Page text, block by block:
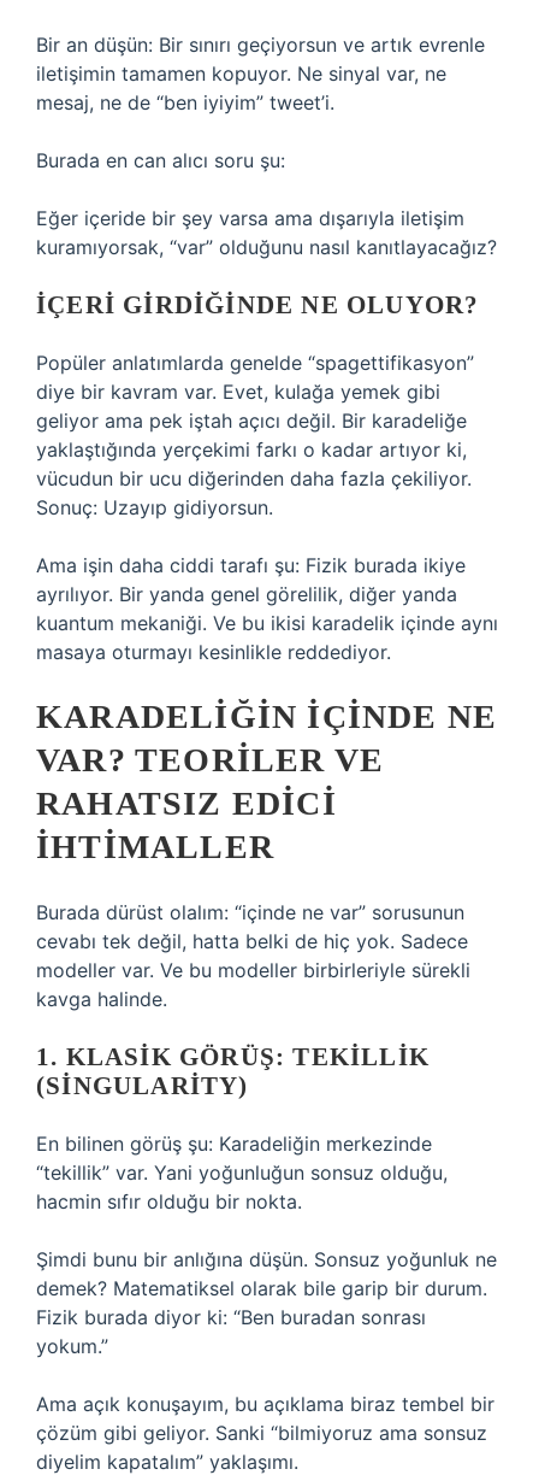
Bir an düşün: Bir sınırı geçiyorsun ve artık evrenle
iletişimin tamamen kopuyor. Ne sinyal var, ne
mesaj, ne de “ben iyiyim” tweet’i.
Burada en can alıcı soru şu:
Eğer içeride bir şey varsa ama dışarıyla iletişim
kuramıyorsak, “var” olduğunu nasıl kanıtlayacağız?
İÇERI GIRDIĞINDE NE OLUYOR?
Popüler anlatımlarda genelde “spagettifikasyon”
diye bir kavram var. Evet, kulağa yemek gibi
geliyor ama pek iştah açıcı değil. Bir karadeliğe
yaklaştığında yerçekimi farkı o kadar artıyor ki,
vücudun bir ucu diğerinden daha fazla çekiliyor.
Sonuç: Uzayıp gidiyorsun.
Ama işin daha ciddi tarafı şu: Fizik burada ikiye
ayrılıyor. Bir yanda genel görelilik, diğer yanda
kuantum mekaniği. Ve bu ikisi karadelik içinde aynı
masaya oturmayı kesinlikle reddediyor.
KARADELIĞIN İÇINDE NE
VAR? TEORILER VE
RAHATSIZ EDICI
İHTIMALLER
Burada dürüst olalım: “içinde ne var” sorusunun
cevabı tek değil, hatta belki de hiç yok. Sadece
modeller var. Ve bu modeller birbirleriyle sürekli
kavga halinde.
1. KLASIK GÖRÜŞ: TEKILLIK
(SINGULARITY)
En bilinen görüş şu: Karadeliğin merkezinde
“tekillik” var. Yani yoğunluğun sonsuz olduğu,
hacmin sıfır olduğu bir nokta.
Şimdi bunu bir anlığına düşün. Sonsuz yoğunluk ne
demek? Matematiksel olarak bile garip bir durum.
Fizik burada diyor ki: “Ben buradan sonrası
yokum.”
Ama açık konuşayım, bu açıklama biraz tembel bir
çözüm gibi geliyor. Sanki “bilmiyoruz ama sonsuz
diyelim kapatalım” yaklaşımı.